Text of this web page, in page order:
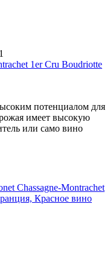
потенциалом для
имеет высокую
или само вино
Chassagne-Montrachet
Красное вино